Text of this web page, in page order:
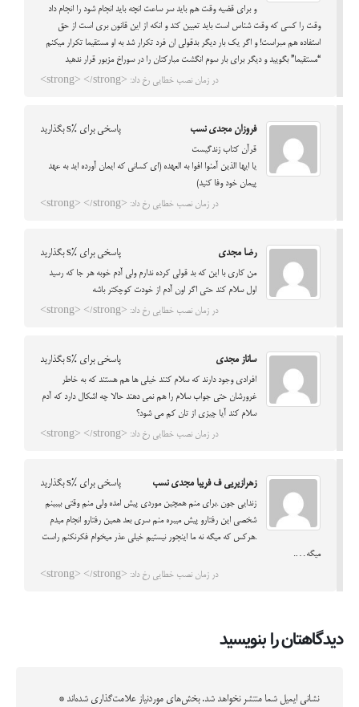
و برای قضیه وقت هم باید سر ساعت انچه باید انجام شود را انجام داد
وقت را کسی که وقت شناس است باید تعیین کند و انکه از این قانون بری است از حق
استفاده هم مبراست! و اگر یک بار دیگر بدقولی ان فرد تکرار شد به او مستقیما تکرار میکنم
“مستقیما” بگویید و دیگر برای بار سوم انگشت مبارکتان را در سوراخ مزبور قرار ندهید
در زمان نصب خطایی رخ داد: <strong> </strong>
فروزان مجدی نسب پاسخی برای %s بگذارید
قرآن کتاب زندگیست
یا ایها الذین آمنوا افوا به العهده (ای کسانی که ایمان آورده اید به عهد
پیمان خود وفا کنید)
در زمان نصب خطایی رخ داد: <strong> </strong>
رضا مجدی پاسخی برای %s بگذارید
من کاری با این که بد قولی کرده ندارم ولی آدم خوبه هر جا که رسید
اول سلام کند حتی اگر اون آدم از خودت کوچکتر باشه
در زمان نصب خطایی رخ داد: <strong> </strong>
ساناز مجدی پاسخی برای %s بگذارید
افرادی وجود دارند که سلام کنند خیلی ها هم هستند که به خاطر
غرورشان حتی جواب سلام را هم نمی دهند حالا چه اشکال دارد که آدم
سلام کند آیا چیزی از تان کم می شود؟
در زمان نصب خطایی رخ داد: <strong> </strong>
زهرازیریی ف فریبا مجدی نسب پاسخی برای %s بگذارید
زندایی جون .برای منم همچین موردی پیش امده ولی منم وقتی بیبینم
شخصی این رفتارو پیش میبره منم سری بعد همین رفتارو انجام میدم
.هرکس که میگه نه ما اینجور نیستیم خیلی عذر میخوام فکرنکنم راست
میگه….
در زمان نصب خطایی رخ داد: <strong> </strong>
دیدگاهتان را بنویسید
نشانی ایمیل شما منتشر نخواهد شد. بخش‌های موردنیاز علامت‌گذاری شده‌اند *